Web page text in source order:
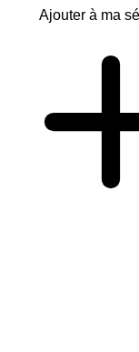
Ajouter à ma